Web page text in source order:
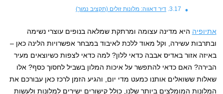
דיר דאווה: מלונות זולים (תקציב נמוך)
אתיופיה היא מדינה עצומה ומרתקת שמלאה בנופים עוצרי נשימה
ובתרבות עשירה, וקל מאוד ללכת לאיבוד במבחר אפשרויות הלינה כאן –
באיזה אזור באדיס אבבה כדאי ללון? למה כדאי לצפות כשיוצאים מעיר
הבירה? האם כדאי להתפשר על איכות המלון בשביל לחסוך כסף? אלו
שאלות ששואלים אותנו כמעט מדי יום, והגיע הזמן לרכז כאן עבורכם את
המלונות המומלצים ביותר שלנו, כולל קישורים ישירים למלונות ולעשות